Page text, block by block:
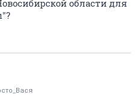
области для